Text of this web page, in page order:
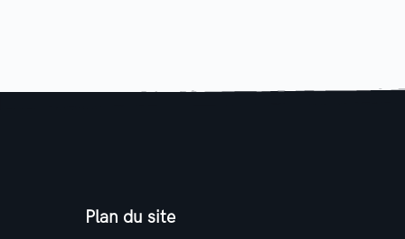
Plan du site